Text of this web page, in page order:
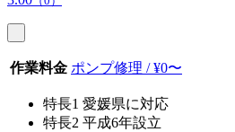
作業料金 ポンプ修理 / ¥0〜
特長1 愛媛県に対応
特長2 平成6年設立